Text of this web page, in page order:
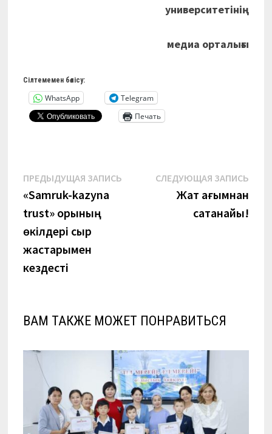
университетінің
медиа орталығы
Сілтемемен бөлісу:
WhatsApp
Telegram
Печать
Навигация
по
записям
ПРЕДЫДУЩАЯ ЗАПИСЬПредыдущая
«Samruk-kazyna
trust» қорының
өкілдері сыр
жастарымен
кездесті
СЛЕДУЮЩАЯ ЗАПИСЬ
Жат ағымнан
сақтанайық!
ВАМ ТАКЖЕ МОЖЕТ ПОНРАВИТЬСЯ